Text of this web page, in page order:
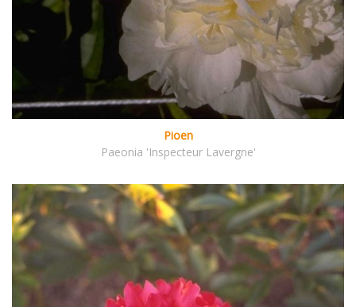
Pioen
Paeonia 'Inspecteur Lavergne'